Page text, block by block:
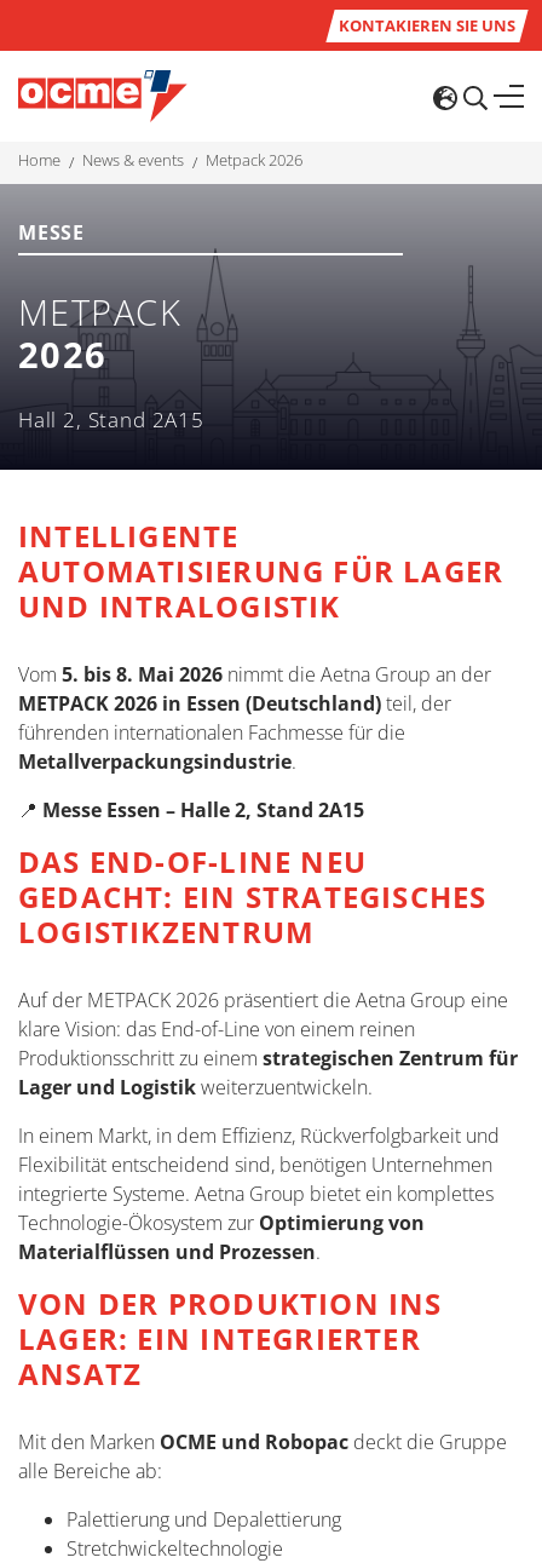
KONTAKIEREN SIE UNS
home news & events metpack 2026
MESSE
METPACK
2026
Hall 2, Stand 2A15
INTELLIGENTE
AUTOMATISIERUNG FÜR LAGER
UND INTRALOGISTIK
Vom 5. bis 8. Mai 2026 nimmt die Aetna Group an der
METPACK 2026 in Essen (Deutschland)teil, der
führenden internationalen Fachmesse für die
Metallverpackungsindustrie.
📍 Messe Essen – Halle 2, Stand 2A15
DAS END-OF-LINE NEU
GEDACHT: EIN STRATEGISCHES
LOGISTIKZENTRUM
Auf der METPACK 2026 präsentiert die Aetna Group eine
klare Vision: das End-of-Line von einem reinen
Produktionsschritt zu einem strategischen Zentrum für
Lager und Logistikweiterzuentwickeln.
In einem Markt, in dem Effizienz, Rückverfolgbarkeit und
Flexibilität entscheidend sind, benötigen Unternehmen
integrierte Systeme. Aetna Group bietet ein komplettes
Technologie-Ökosystem zur Optimierung von
Materialflüssen und Prozessen.
VON DER PRODUKTION INS
LAGER: EIN INTEGRIERTER
ANSATZ
Mit den Marken OCME und Robopac deckt die Gruppe
alle Bereiche ab:
Palettierung und Depalettierung
Stretchwickeltechnologie